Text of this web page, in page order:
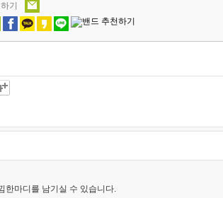
기
한마디를 남기실 수 있습니다.